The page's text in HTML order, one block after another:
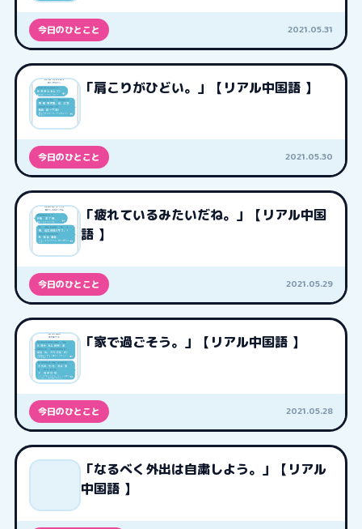
今日のひとこと 2021.05.31
「肩こりがひどい。」【リアル中国語 】
今日のひとこと 2021.05.30
「疲れているみたいだね。」【リアル中国
語 】
今日のひとこと 2021.05.29
「家で過ごそう。」【リアル中国語 】
今日のひとこと 2021.05.28
「なるべく外出は自粛しよう。」【リアル
中国語 】